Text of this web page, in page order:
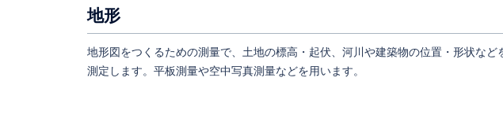
地形
地形図をつくるための測量で、土地の標高・起伏、河川や建築物の位置・形状など
測定します。平板測量や空中写真測量などを用います。